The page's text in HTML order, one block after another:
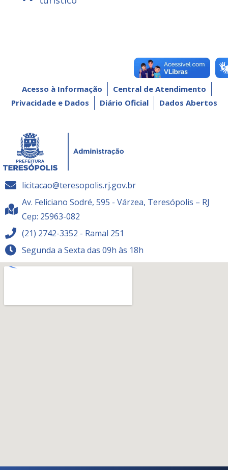
Acesso à Informação
Central de Atendimento
Privacidade e Dados
Diário Oficial Dados Abertos
licitacao@teresopolis.rj.gov.br
Av. Feliciano Sodré, 595 - Várzea, Teresópolis – RJ
Cep: 25963-082
(21) 2742-3352 - Ramal 251
Segunda a Sexta das 09h às 18h